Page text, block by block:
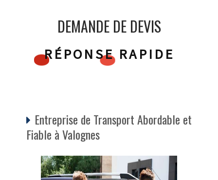
DEMANDE DE DEVIS
RÉPONSE RAPIDE
Entreprise de Transport Abordable et
Fiable à Valognes